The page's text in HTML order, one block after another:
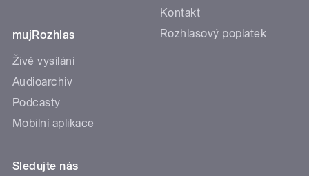
mujRozhlas
Živé vysílání
Audioarchiv
Podcasty
Mobilní aplikace
Kontakt
Rozhlasový poplatek
Sledujte nás